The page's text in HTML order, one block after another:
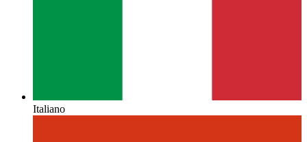
Italiano